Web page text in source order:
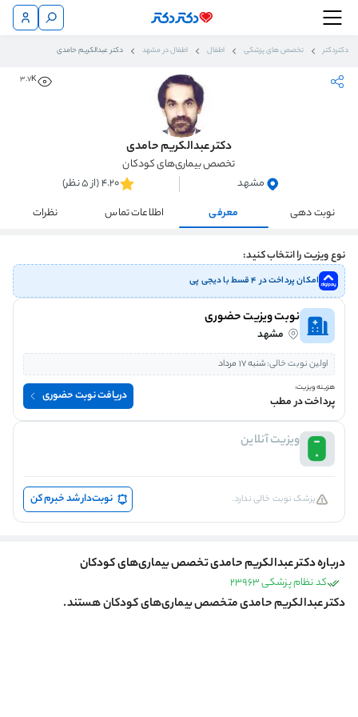
دکتردکتر تخصص های پزشکی اطفال اطفال در مشهد دکتر عبدالکریم حامدی
3.7K
دکتر عبدالکریم حامدی
تخصص بیماری‌های کودکان
مشهد
4.20 (از 5 نظر)
نوبت دهی
معرفی اطلاعات تماس نظرات
نوع ویزیت را انتخاب کنید:
امکان پرداخت در ۴ قسط با دیجی پی
نوبت ویزیت حضوری
مشهد
اولین نوبت خالی:شنبه 17 مرداد
هزینه ویزیت:
پرداخت در مطب دریافت نوبت حضوری
ویزیت آنلاین
پزشک نوبت خالی ندارد. نوبت‌دار شد خبرم کن
درباره دکتر عبدالکریم حامدی تخصص بیماری‌های کودکان
کد نظام پزشکی 23963
دکتر عبدالکریم حامدی متخصص بیماری‌های کودکان هستند.